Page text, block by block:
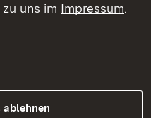
konnte.
Jurist mit
Er ist
als auch bei
uns im Impressum.